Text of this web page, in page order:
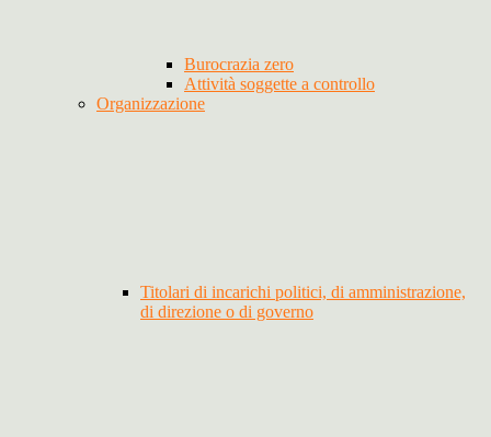
Burocrazia zero
Attività soggette a controllo
Organizzazione
Titolari di incarichi politici, di amministrazione,
di direzione o di governo